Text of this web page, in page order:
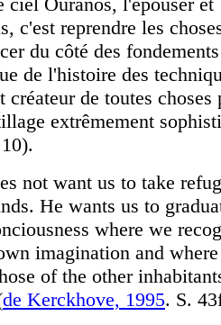
c'est reprendre les
du côté des
de l'histoire des
de toutes choses
extrêmement
not want us to take
He wants us to
where we
imagination and
of the other
de Kerckhove, 1995. S.